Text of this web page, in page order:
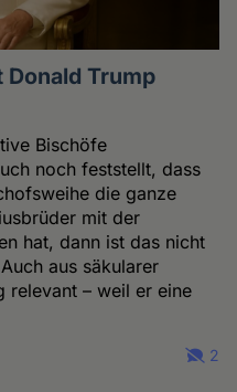
Donald Trump
Bischöfe
noch feststellt, dass
die ganze
mit der
hat, dann ist das nicht
aus säkularer
relevant – weil er eine
2